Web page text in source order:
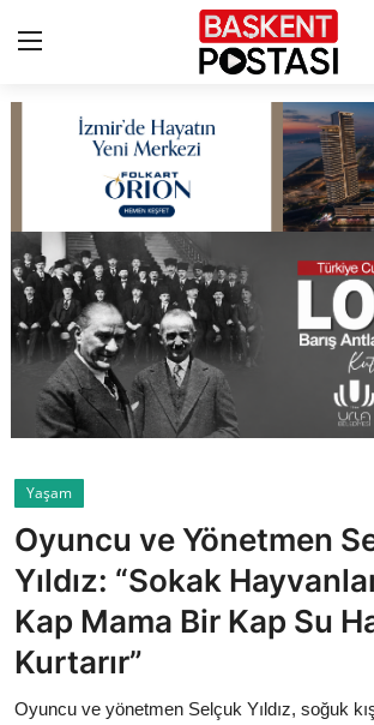
Çerez Politikası
Künye
Ankara
TBMM
Cumhurbaşkanlığı
Bakanlıklar
Siyasi Partiler
Yaşam
Oyuncu ve Yönetmen
Yıldız: “Sokak
Kap Mama Bir Kap Su
Kurtarır”
Oyuncu ve yönetmen Selçuk Yıldız, soğuk